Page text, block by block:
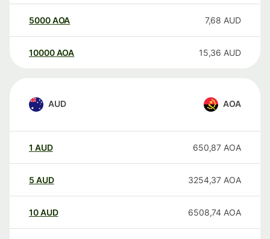
5000AOA 7,68 AUD
10000 AOA 15,36 AUD
AUD AOA
1 AUD 650,87 AOA
5 AUD 3254,37 AOA
10AUD 6508,74 AOA